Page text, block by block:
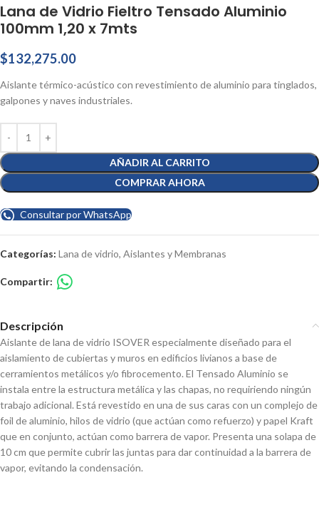
Lana de Vidrio Fieltro Tensado Aluminio
100mm 1,20 x 7mts
$132,275.00
Aislante térmico-acústico con revestimiento de aluminio para tinglados,
galpones y naves industriales.
AÑADIR AL CARRITO
COMPRAR AHORA
Consultar por WhatsApp
Categorías: Lana de vidrio, Aislantes y Membranas
Compartir:
Descripción
Aislante de lana de vidrio ISOVER especialmente diseñado para el
aislamiento de cubiertas y muros en edificios livianos a base de
cerramientos metálicos y/o fibrocemento. El Tensado Aluminio se
instala entre la estructura metálica y las chapas, no requiriendo ningún
trabajo adicional. Está revestido en una de sus caras con un complejo de
foil de aluminio, hilos de vidrio (que actúan como refuerzo) y papel Kraft
que en conjunto, actúan como barrera de vapor. Presenta una solapa de
10 cm que permite cubrir las juntas para dar continuidad a la barrera de
vapor, evitando la condensación.